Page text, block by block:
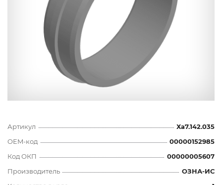
Артикул
Ха7.142.035
OEM-код
00000152985
Код ОКП
00000005607
Производитель
ОЗНА-ИС